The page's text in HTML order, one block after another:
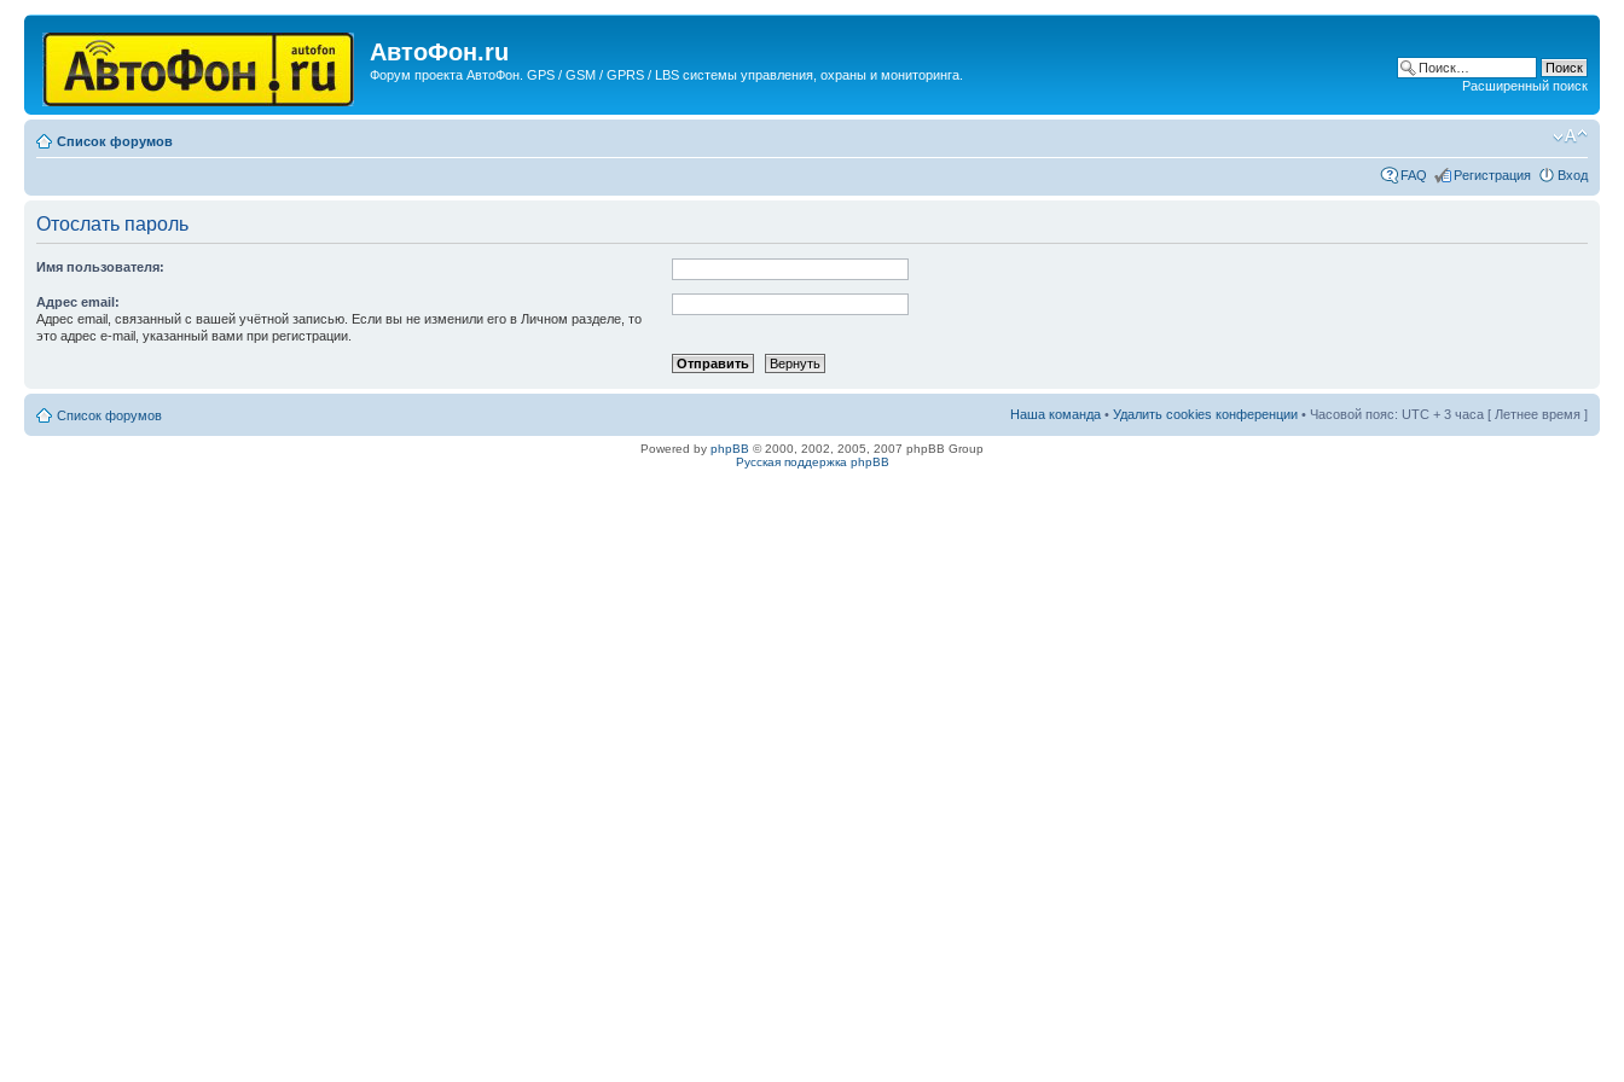
АвтоФон.ru
Форум проекта АвтоФон. GPS / GSM / GPRS / LBS системы управления, охраны и мониторинга.
Расширенный поиск
Список форумов
FAQ Регистрация Вход
Отослать пароль
Имя пользователя:
Адрес email:
Адрес email, связанный с вашей учётной записью. Если вы не изменили его в Личном разделе, то
это адрес e-mail, указанный вами при регистрации.
Список форумов Наша команда • Удалить cookies конференции • Часовой пояс: UTC + 3 часа [ Летнее время ]
Powered by phpBB © 2000, 2002, 2005, 2007 phpBB Group
Русская поддержка phpBB